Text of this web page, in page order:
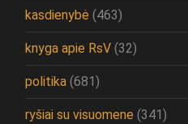
kasdienybė (463)
knyga apie RsV (32)
politika (681)
ryšiai su visuomene (341)